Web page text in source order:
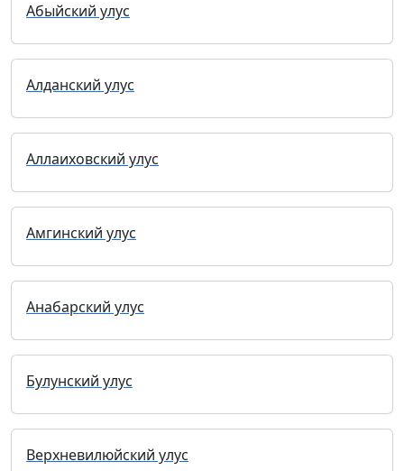
Абыйский улус
Алданский улус
Аллаиховский улус
Амгинский улус
Анабарский улус
Булунский улус
Верхневилюйский улус